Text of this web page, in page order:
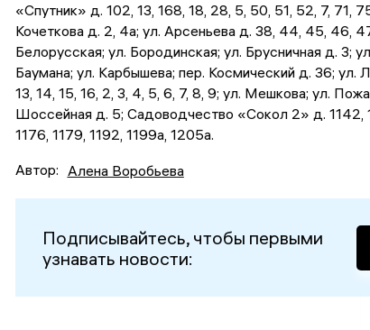
«Спутник» д. 102, 13, 168, 18, 28, 5, 50, 51, 52, 7, 71,
Кочеткова д. 2, 4а; ул. Арсеньева д. 38, 44, 45, 46,
Белорусская; ул. Бородинская; ул. Брусничная д. 3;
Баумана; ул. Карбышева; пер. Космический д. 36; ул.
13, 14, 15, 16, 2, 3, 4, 5, 6, 7, 8, 9; ул. Мешкова; ул.
Шоссейная д. 5; Садоводчество «Сокол 2» д. 1142,
1176, 1179, 1192, 1199а, 1205а.
Автор: Алена Воробьева
Подписывайтесь, чтобы первыми
узнавать новости: